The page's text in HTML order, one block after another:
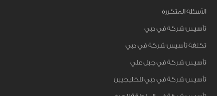
الأسئلة المتكررة
تأسيس شركة في دبي
تكلفة تأسيس شركة في دبي
تأسيس شركة في جبل علي
تأسيس شركة في دبي للخليجيين